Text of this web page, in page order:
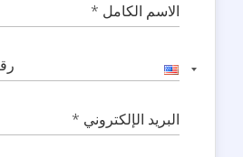
الاسم الكامل *
البريد الإلكتروني *